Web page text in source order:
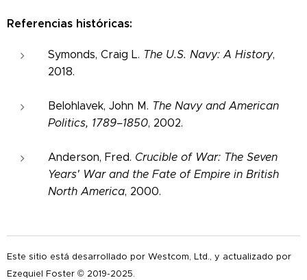
Referencias históricas:
Symonds, Craig L. The U.S. Navy: A History,
2018.
Belohlavek, John M. The Navy and American
Politics, 1789–1850, 2002.
Anderson, Fred. Crucible of War: The Seven
Years' War and the Fate of Empire in British
North America, 2000.
Este sitio está desarrollado por Westcom, Ltd., y actualizado por
Ezequiel Foster © 2019-2025.